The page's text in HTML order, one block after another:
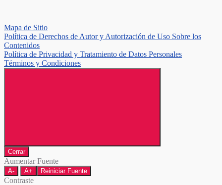
Mapa de Sitio
Política de Derechos de Autor y Autorización de Uso Sobre los
Contenidos
Política de Privacidad y Tratamiento de Datos Personales
Términos y Condiciones
Cerrar
Aumentar Fuente
A- A+ Reiniciar Fuente
Contraste